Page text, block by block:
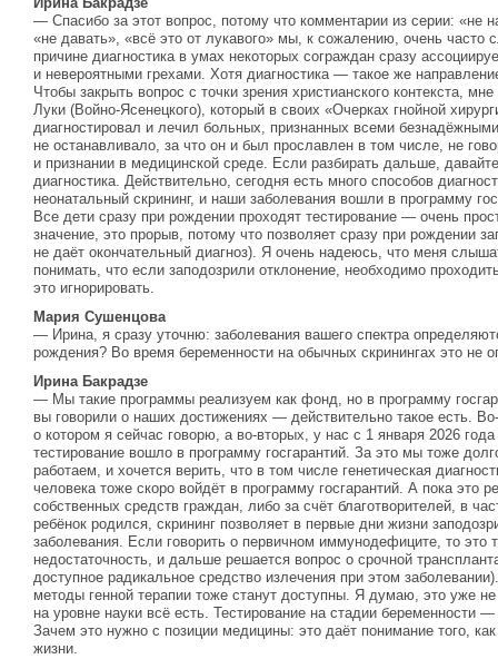
— Спасибо за этот вопрос, потому что комментарии из серии: «не
«не давать», «всё это от лукавого» мы, к сожалению, очень часто
причине диагностика в умах некоторых сограждан сразу
и невероятными грехами. Хотя диагностика — такое же
Чтобы закрыть вопрос с точки зрения христианского контекста,
Луки (Войно-Ясенецкого), который в своих «Очерках гнойной
диагностировал и лечил больных, признанных всеми
не останавливало, за что он и был прославлен в том числе, не
и признании в медицинской среде. Если разбирать дальше,
диагностика. Действительно, сегодня есть много способов
неонатальный скрининг, и наши заболевания вошли в программу
Все дети сразу при рождении проходят тестирование — очень
значение, это прорыв, потому что позволяет сразу при рождении
не даёт окончательный диагноз). Я очень надеюсь, что меня
понимать, что если заподозрили отклонение, необходимо
это игнорировать.
Мария Сушенцова
— Ирина, я сразу уточню: заболевания вашего спектра
рождения? Во время беременности на обычных скринингах это не
Ирина Бакрадзе
— Мы такие программы реализуем как фонд, но в программу
вы говорили о наших достижениях — действительно такое есть.
о котором я сейчас говорю, а во-вторых, у нас с 1 января 2026
тестирование вошло в программу госгарантий. За это мы тоже
работаем, и хочется верить, что в том числе генетическая
человека тоже скоро войдёт в программу госгарантий. А пока это
собственных средств граждан, либо за счёт благотворителей, в
ребёнок родился, скрининг позволяет в первые дни жизни
заболевания. Если говорить о первичном иммунодефиците, то это
недостаточность, и дальше решается вопрос о срочной
доступное радикальное средство излечения при этом
методы генной терапии тоже станут доступны. Я думаю, это уже
на уровне науки всё есть. Тестирование на стадии беременности
Зачем это нужно с позиции медицины: это даёт понимание того,
жизни.